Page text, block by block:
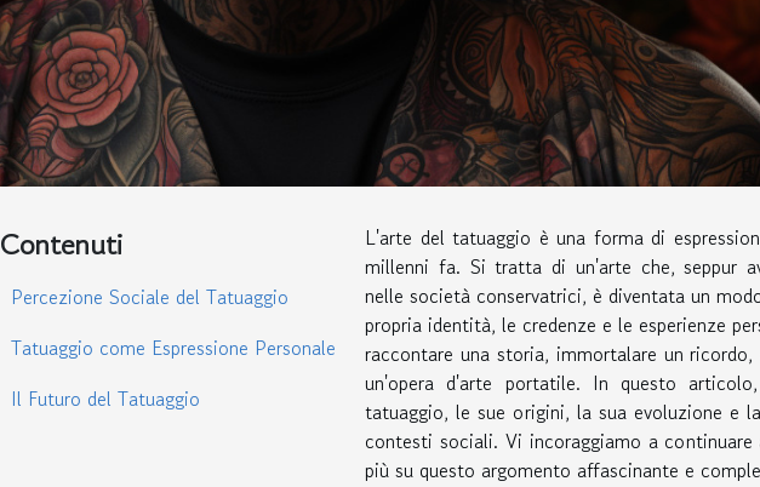
Contenuti
Percezione Sociale del Tatuaggio
Tatuaggio come Espressione Personale
Il Futuro del Tatuaggio
L'arte del tatuaggio è una forma di
millenni fa. Si tratta di un'arte che, seppur
nelle società conservatrici, è diventata un
propria identità, le credenze e le esperienze
raccontare una storia, immortalare un
un'opera d'arte portatile. In questo
tatuaggio, le sue origini, la sua evoluzione e
contesti sociali. Vi incoraggiamo a continuare
più su questo argomento affascinante e